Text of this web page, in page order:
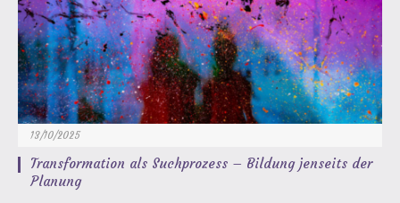
13/10/2025
Transformation als Suchprozess – Bildung jenseits der
Planung